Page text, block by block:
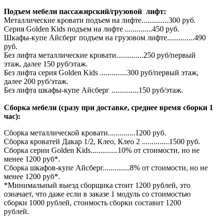
Подъем мебели пассажирский/грузовой лифт:
Металлические кровати подъем на лифте..............300 руб.
Серия Golden Kids подъем на лифте ..............450 руб.
Шкафы-купе Айсберг подъем на грузовом лифте..............490
руб.
Без лифта металлические кровати..............250 руб/первый
этаж, далее 150 руб/этаж.
Без лифта серия Golden Kids ..............300 руб/первый этаж,
далее 200 руб/этаж.
Без лифта шкафы-купе Айсберг ..............150 руб/этаж.
Сборка мебели (сразу при доставке, среднее время сборки 1
час):
Сборка металлической кровати..............1200 руб.
Сборка кроватей Дакар 1/2, Клео, Клео 2 ..............1500 руб.
Сборка серии Golden Kids..............10% от стоимости, но не
менее 1200 руб*.
Сборка шкафов-купе Айсберг..............8% от стоимости, но не
менее 1200 руб*.
*Минимальный выезд сборщика стоит 1200 рублей, это
означает, что даже если в заказе 1 модуль со стоимостью
сборки 1000 рублей, стоимость сборки составит 1200
рублей.